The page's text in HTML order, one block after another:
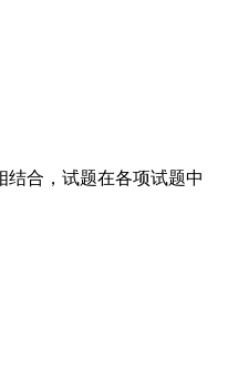
结合，试题在各项试题中